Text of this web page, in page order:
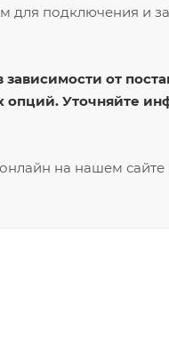
для подключения и
от
опций. Уточняйте
на нашем